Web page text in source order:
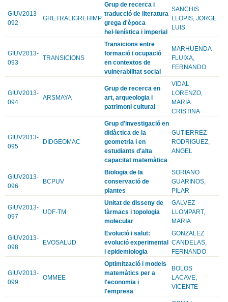
GIUV2013-
092
GRETRALIGREHIMP
Grup de recerca i
traducció de literatura
grega d'època
hel·lenística i imperial
SANCHIS
LLOPIS, JORGE
LUIS
GIUV2013-
093
TRANSICIONS
Transicions entre
formació i ocupació
en contextos de
vulnerabilitat social
MARHUENDA
FLUIXA,
FERNANDO
GIUV2013-
094
ARSMAYA
Grup de recerca en
art, arqueologia i
patrimoni cultural
VIDAL
LORENZO,
MARIA
CRISTINA
GIUV2013-
095
DIDGEOMAC
Grup d'investigació en
didàctica de la
geometria i en
estudiants d'alta
capacitat matemàtica
GUTIERREZ
RODRIGUEZ,
ANGEL
GIUV2013-
096
BCPUV
Biologia de la
conservació de
plantes
SORIANO
GUARINOS,
PILAR
GIUV2013-
097
UDF-TM
Unitat de disseny de
fàrmacs i topologia
molecular
GALVEZ
LLOMPART,
MARIA
GIUV2013-
098
EVOSALUD
Evolució i salut:
evolució experimental
i epidemiologia
GONZALEZ
CANDELAS,
FERNANDO
GIUV2013-
099
OMMEE
Optimització i models
matemàtics per a
l'economia i
l'empresa
BOLOS
LACAVE,
VICENTE